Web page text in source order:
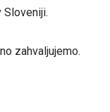
Sloveniji.
zahvaljujemo.